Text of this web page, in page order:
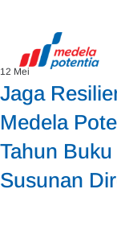
Jaga
Medela
Tahun
Susunan
12 Mei